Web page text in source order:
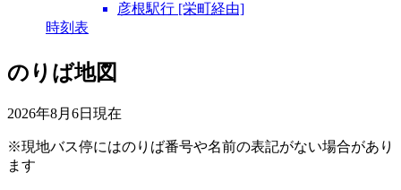
彦根駅行 [栄町経由]
時刻表
のりば地図
2026年8月6日 現在
※現地バス停にはのりば番号や名前の表記がない場合があり
ます